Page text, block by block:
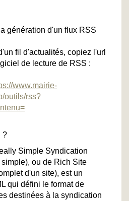
génération d'un flux RSS
fil d'actualités, copiez l'url
de lecture de RSS :
www.mairie-
outils/rss?
?
Simple Syndication
ou de Rich Site
d'un site), est un
qui défini le format de
destinées à la syndication